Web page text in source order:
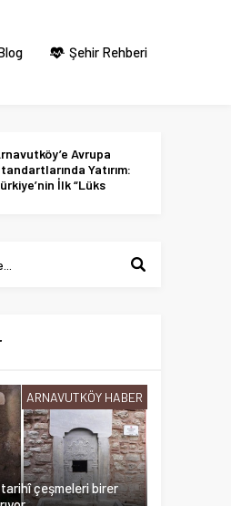
Şehir Rehberi
Avrupa
Yatırım:
İlk “Lüks
ARNAVUTKÖY HABER
çeşmeleri birer